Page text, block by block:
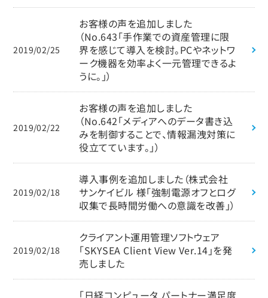
2019/02/25
お客様の声を追加しました
（No.643「手作業での資産管理に限
界を感じて導入を検討。PCやネットワ
ーク機器を効率よく一元管理できるよ
うに。」）
2019/02/22
お客様の声を追加しました
（No.642「メディアへのデータ書き込
みを制御することで、情報漏洩対策に
役立てています。」）
2019/02/18
導入事例を追加しました（株式会社
サンケイビル 様「強制電源オフとログ
収集で長時間労働への意識を改善」）
2019/02/18
クライアント運用管理ソフトウェア
「SKYSEA Client View Ver.14」を発
売しました
「日経コンピュータ パートナー満足度